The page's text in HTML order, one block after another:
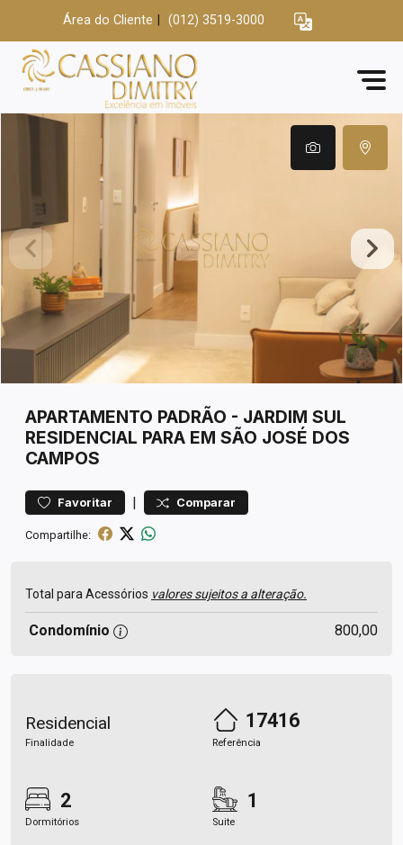
Área do Cliente (012) 3519-3000
APARTAMENTO PADRÃO - JARDIM SUL
RESIDENCIAL PARA EM SÃO JOSÉ DOS
CAMPOS
Favoritar | Comparar
Compartilhe:
Total para Acessórios valores sujeitos a alteração.
Condomínio 800,00
Residencial
Finalidade
17416
Referência
2
Dormitórios
1
Suite